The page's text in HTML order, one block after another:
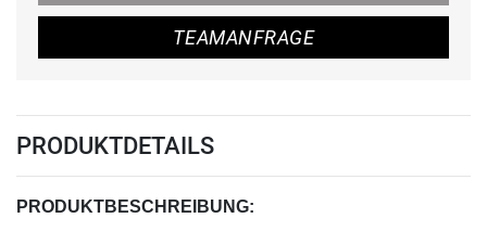
TEAMANFRAGE
PRODUKTDETAILS
PRODUKTBESCHREIBUNG: